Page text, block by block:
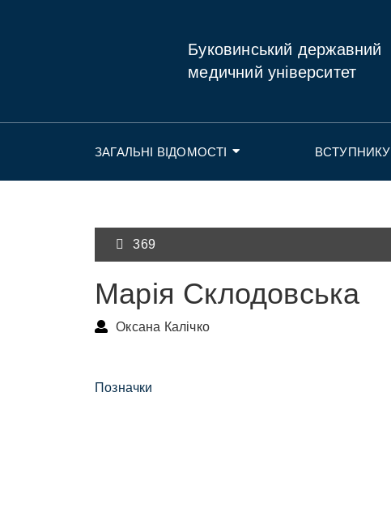
Буковинський державний
медичний університет
ЗАГАЛЬНІ ВІДОМОСТІ ВСТУПНИКУ
369
Марія Склодовська
Оксана Калічко
Позначки